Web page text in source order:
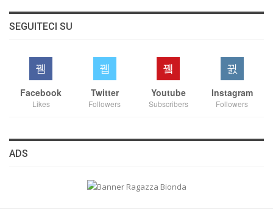
SEGUITECI SU
Facebook
Likes
Twitter
Followers
Youtube
Subscribers
Instagram
Followers
ADS